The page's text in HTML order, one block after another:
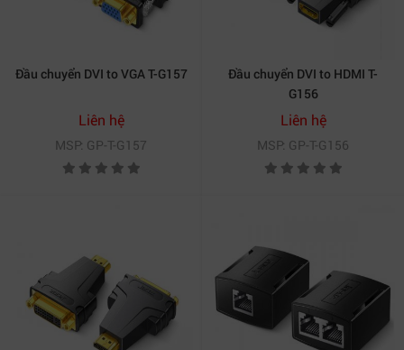
Đầu chuyển DVI to VGA T-G157
Liên hệ
MSP: GP-T-G157
Đầu chuyển DVI to HDMI T-
G156
Liên hệ
MSP: GP-T-G156